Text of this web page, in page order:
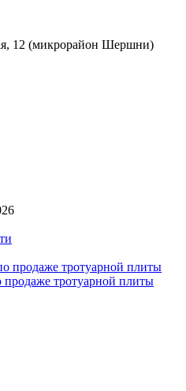
12 (микрорайон Шершни)
продаже тротуарной плиты